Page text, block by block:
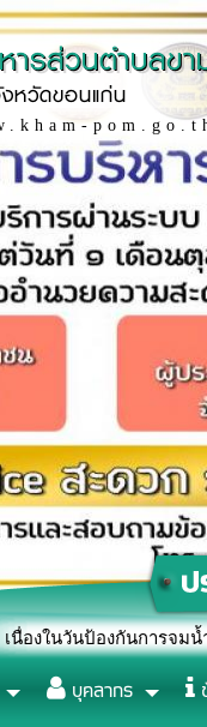
ารส่วนตำบลข
หวัดขอนแก่น
ารจมน้ำโลก (World
บุคลากร